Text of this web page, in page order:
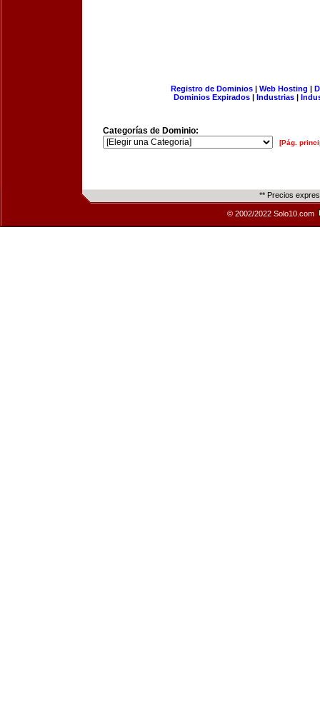
Registro de Dominios| Web Hosting |
Dominios Expirados | Industrias |
Categorías de Dominio:
[Pág.
** Precios
© 2002/2022 Solo10.com